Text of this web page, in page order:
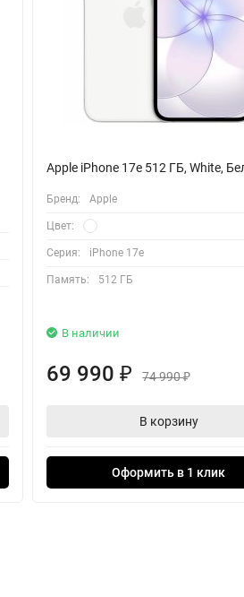
ГБ станет отличным выбором для тех,
Apple iPhone 17e 512 ГБ, White,
Бренд: Apple
Цвет:
Серия: iPhone 17e
Память: 512 ГБ
В наличии
69 990₽ 74 990₽
В корзину
Оформить в 1 клик